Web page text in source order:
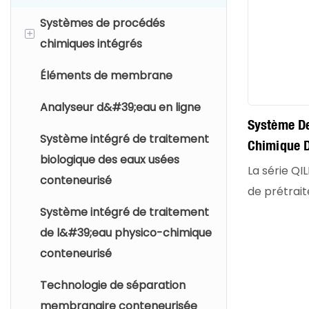
+
Systèmes de procédés
chimiques intégrés
Systèmes de dosage de
chimique
Éléments de membrane
Analyseur d&#39;eau en ligne
Système intégré de traitement
biologique des eaux usées
conteneurisé
Système intégré de traitement
de l&#39;eau physico-chimique
conteneurisé
Technologie de séparation
membranaire conteneurisée
Système
Chimique
Conteneur
La série
de